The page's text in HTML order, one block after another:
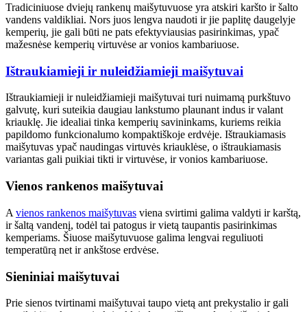
Tradiciniuose dviejų rankenų maišytuvuose yra atskiri karšto ir šalto
vandens valdikliai. Nors juos lengva naudoti ir jie paplitę daugelyje
kemperių, jie gali būti ne pats efektyviausias pasirinkimas, ypač
mažesnėse kemperių virtuvėse ar vonios kambariuose.
Ištraukiamieji ir nuleidžiamieji maišytuvai
Ištraukiamieji ir nuleidžiamieji maišytuvai turi nuimamą purkštuvo
galvutę, kuri suteikia daugiau lankstumo plaunant indus ir valant
kriauklę. Jie idealiai tinka kemperių savininkams, kuriems reikia
papildomo funkcionalumo kompaktiškoje erdvėje. Ištraukiamasis
maišytuvas ypač naudingas virtuvės kriauklėse, o ištraukiamasis
variantas gali puikiai tikti ir virtuvėse, ir vonios kambariuose.
Vienos rankenos maišytuvai
A vienos rankenos maišytuvas viena svirtimi galima valdyti ir karštą,
ir šaltą vandenį, todėl tai patogus ir vietą taupantis pasirinkimas
kemperiams. Šiuose maišytuvuose galima lengvai reguliuoti
temperatūrą net ir ankštose erdvėse.
Sieniniai maišytuvai
Prie sienos tvirtinami maišytuvai taupo vietą ant prekystalio ir gali